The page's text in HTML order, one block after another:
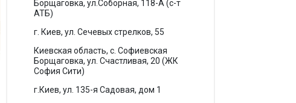
Борщаговка, ул.Соборная, 118-А (с-т
АТБ)
г. Киев, ул. Сечевых стрелков, 55
Киевская область, с. Софиевская
Борщаговка, ул. Счастливая, 20 (ЖК
София Сити)
г.Киев, ул. 135-я Садовая, дом 1